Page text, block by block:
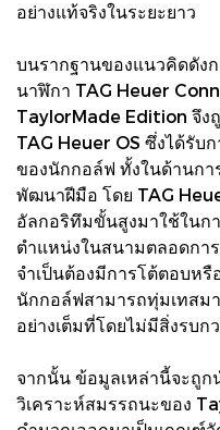
อย่างแท้จริงในระยะยาว
บนรากฐานของแนวคิดดัง
นาฬิกา TAG Heuer
TaylorMade Edition จึง
TAG Heuer OS ซึ่งได้รับ
ของนักกอล์ฟ ทั้งในด้านกา
พัฒนาฝีมือ โดย TAG
อัลกอริทึมขั้นสูงมาใช้ในก
ตำแหน่งในสนามตลอดกา
จำเป็นต้องมีการโต้ตอบหรื
นักกอล์ฟสามารถทุ่มเทสม
อย่างเต็มที่โดยไม่มีสิ่งรบก
จากนั้น ข้อมูลเหล่านี้จะถูก
วิเคราะห์สมรรถนะของ